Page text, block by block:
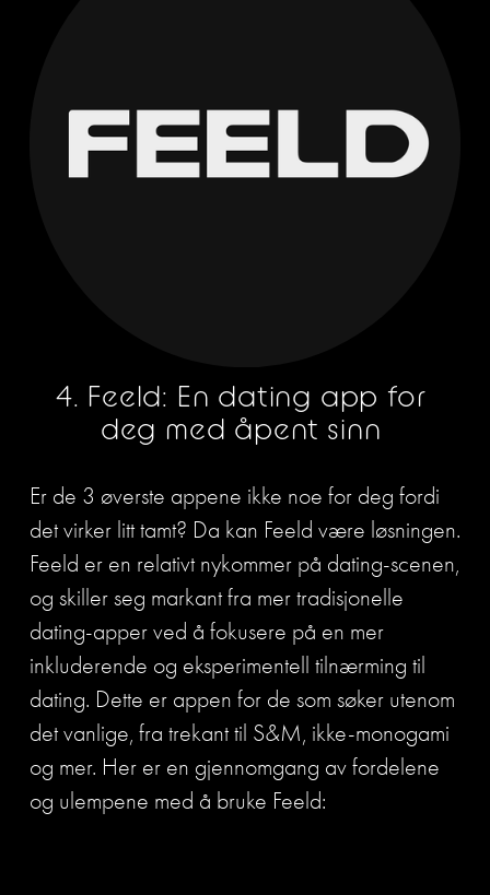
4. Feeld: En dating app for
deg med åpent sinn
Er de 3 øverste appene ikke noe for deg fordi
det virker litt tamt? Da kan Feeld være løsningen.
Feeld er en relativt nykommer på dating-scenen,
og skiller seg markant fra mer tradisjonelle
dating-apper ved å fokusere på en mer
inkluderende og eksperimentell tilnærming til
dating. Dette er appen for de som søker utenom
det vanlige, fra trekant til S&M, ikke-monogami
og mer. Her er en gjennomgang av fordelene
og ulempene med å bruke Feeld: